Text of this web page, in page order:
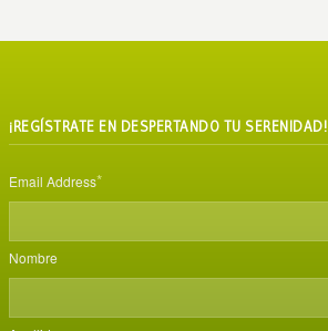
¡REGÍSTRATE EN DESPERTANDO TU SERENIDAD!
Email Address*
Nombre